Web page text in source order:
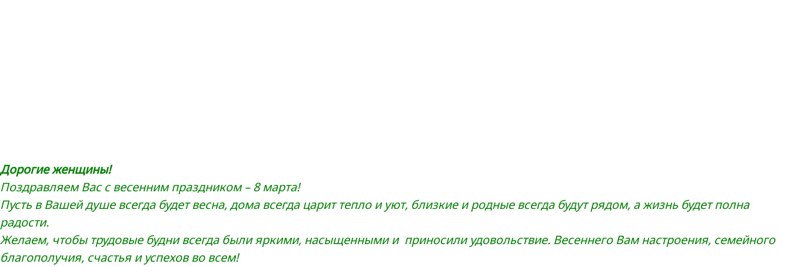
Дорогиеженщины!
Поздравляем Вас с весенним праздником – 8 марта!
Пусть в Вашей душе всегда будет весна, дома всегда царит тепло и уют, близкие и родные всегда будут рядом, а жизнь будет полна
радости.
Желаем, чтобы трудовые будни всегда были яркими, насыщенными и приносили удовольствие. Весеннего Вам настроения, семейного
благополучия, счастья и успехов во всем!